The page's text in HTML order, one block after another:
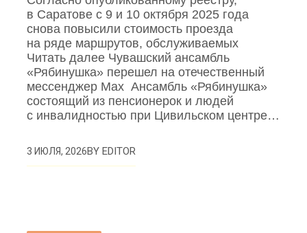
в Саратове с 9 и 10 октября 2025 года
снова повысили стоимость проезда
на ряде маршрутов, обслуживаемых
Читать далее Чувашский ансамбль
«Рябинушка» перешел на отечественный
мессенджер Max Ансамбль «Рябинушка»
состоящий из пенсионерок и людей
с инвалидностью при Цивильском центре…
3 ИЮЛЯ, 2026BYEDITOR